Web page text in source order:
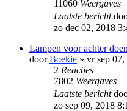
11060 Weergaves
Laatste bericht
zo dec 02, 2018
Lampen voor achter
doorBoekie » vr sep
2 Reacties
7802 Weergaves
Laatste bericht
zo sep 09, 2018